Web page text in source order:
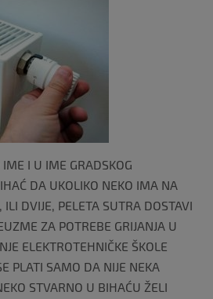
I U IME GRADSKOG
DA UKOLIKO NEKO IMA NA
DVIJE, PELETA SUTRA DOSTAVI
ZA POTREBE GRIJANJA U
ELEKTROTEHNIČKE ŠKOLE
PLATI SAMO DA NIJE NEKA
STVARNO U BIHAĆU ŽELI